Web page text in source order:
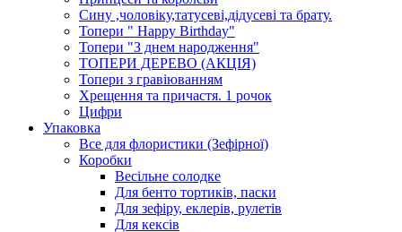
Сину ,чоловіку,татусеві,дідусеві та брату.
Топери " Happy Birthday"
Топери "З днем народження"
ТОПЕРИ ДЕРЕВО (АКЦІЯ)
Топери з гравіюванням
Хрещення та причастя. 1 рочок
Цифри
Упаковка
Все для флористики (Зефірної)
Коробки
Весільне солодке
Для бенто тортиків, паски
Для зефіру, еклерів, рулетів
Для кексів